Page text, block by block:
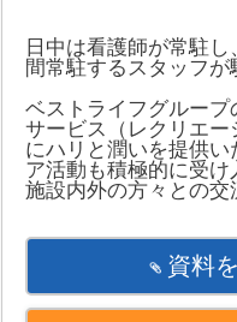
日中は看護師が常駐
間常駐するスタッフが
ベストライフグループ
サービス（レクリエ
にハリと潤いを提供
ア活動も積極的に受け
施設内外の方々との交
資料